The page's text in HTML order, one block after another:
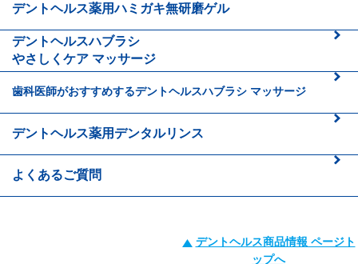
デントヘルス薬用ハミガキ無研磨ゲル
デントヘルスハブラシ
やさしくケア マッサージ
歯科医師がおすすめするデントヘルスハブラシ マッサージ
デントヘルス薬用デンタルリンス
よくあるご質問
デントヘルス商品情報 ページト
ップへ